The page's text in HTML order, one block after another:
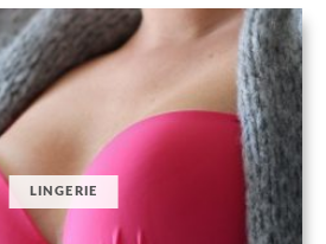
LINGERIE